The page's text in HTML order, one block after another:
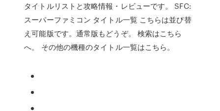
タイトルリストと攻略情報・レビューです。 SFC:
スーパーファミコン タイトル一覧 こちらは並び替
え可能版です。通常版もどうぞ。 検索はこちら
へ。 その他の機種のタイトル一覧はこちら。